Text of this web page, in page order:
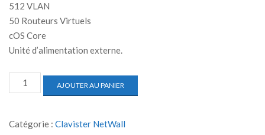
512 VLAN
50 Routeurs Virtuels
cOS Core
Unité d’alimentation externe.
AJOUTER AU PANIER
Catégorie : Clavister NetWall